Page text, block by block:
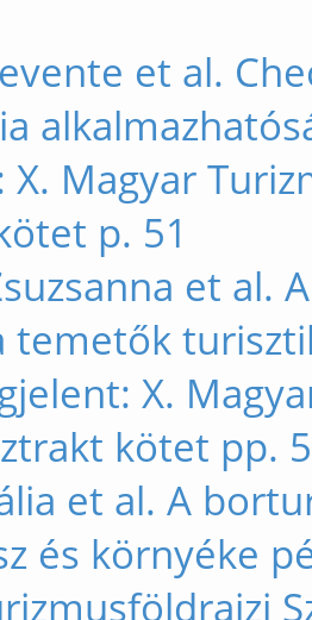
et al.
X. Magyar
p. 51
et al.
temetők
X.
kötet pp.
et al. A
és környéke